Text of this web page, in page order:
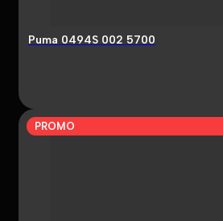
Puma 0494S 002 5700
PROMO